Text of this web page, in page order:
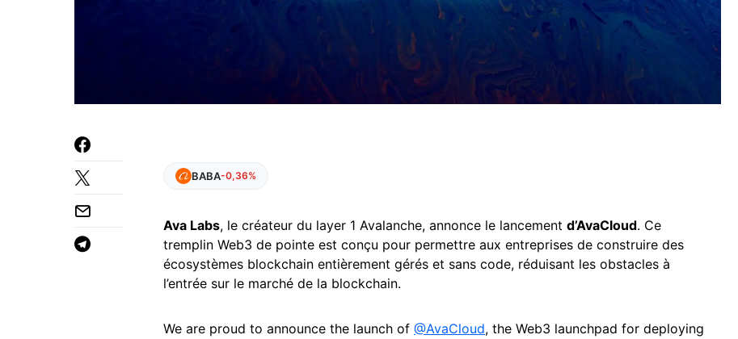
BABA-0,36%
Ava Labs, le créateur du layer 1 Avalanche, annonce le lancement d’AvaCloud. Ce
tremplin Web3 de pointe est conçu pour permettre aux entreprises de construire des
écosystèmes blockchain entièrement gérés et sans code, réduisant les obstacles à
l’entrée sur le marché de la blockchain.
We are proud to announce the launch of @AvaCloud, the Web3 launchpad for deploying